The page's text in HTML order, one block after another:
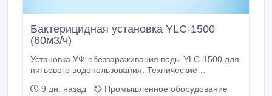
Бактерицидная установка YLC-1500
(60м3/ч)
Установка УФ-обеззараживания воды YLC-1500 для
питьевого водопользования. Технические
Давление, кгс/см2 (min…max) 2…6 Гидравлическое
9 дн. назад
Промышленное оборудование